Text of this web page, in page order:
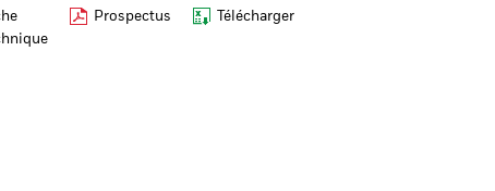
Prospectus Télécharger